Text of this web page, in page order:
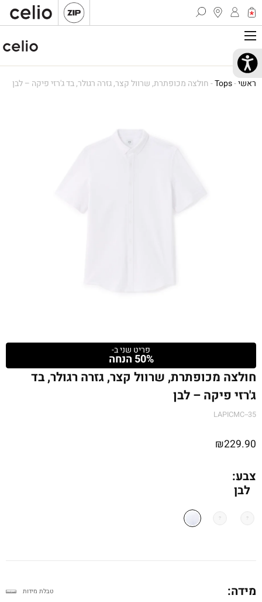
ראשי-
Tops
-חולצה מכופתרת, שרוול קצר, גזרה רגולר, בד ג'רזי פיקה – לבן
פריט שני ב-
50% הנחה
חולצה מכופתרת, שרוול קצר, גזרה רגולר, בד
ג'רזי פיקה – לבן
LAPICMC--35
₪229.90
צבע:
לבן
מידה: טבלת מידות